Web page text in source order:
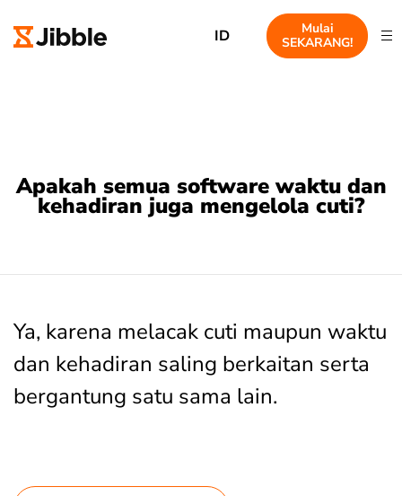
ID
Mulai
SEKARANG!
Apakah semua software waktu dan
kehadiran juga mengelola cuti?
Ya, karena melacak cuti maupun waktu
dan kehadiran saling berkaitan serta
bergantung satu sama lain.